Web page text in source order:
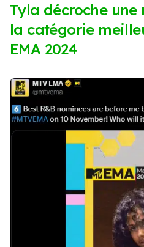
Tyla décroche
la catégorie
EMA 2024